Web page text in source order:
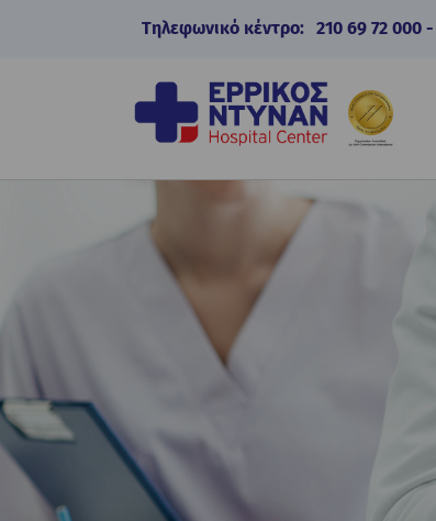
Τηλεφωνικό κέντρο: 210 69 72 000 -